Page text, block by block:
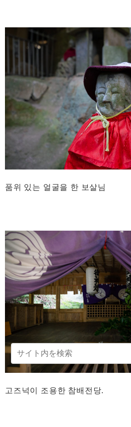
품위 있는 얼굴을 한 보살님
고즈넉이 조용한 참배전당.